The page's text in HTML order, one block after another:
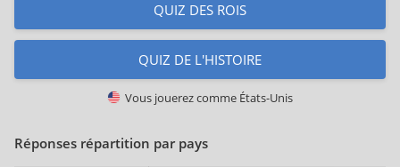
QUIZ DES ROIS
QUIZ DE L'HISTOIRE
Vous jouerez comme États-Unis
Réponses répartition par pays